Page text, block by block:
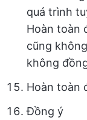
quá trình
Hoàn toàn
cũng
không
Hoàn toàn
Đồng ý